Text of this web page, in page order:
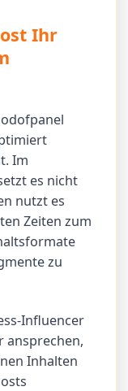
Ihr
Im
es nicht
nutzt es
Zeiten zum
zu
Influencer
ansprechen,
Inhalten